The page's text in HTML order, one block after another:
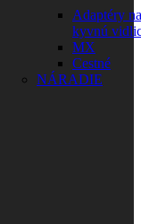
Adaptéry na
kyvnú
MX
Cestné
NÁRADIE